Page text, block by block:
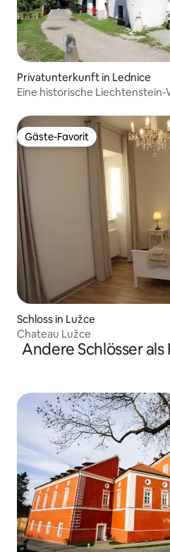
Privatunterkunft in Lednice
Eine historische Liechtenstein-
Gäste-Favorit
Gäste-Favorit
Schloss in Lužce
Chateau Lužce
Andere Schlösser